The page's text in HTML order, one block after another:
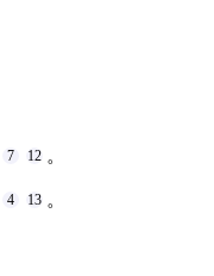
7 12 。
4 13 。